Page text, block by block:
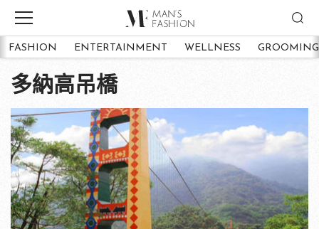
FASHION ENTERTAINMENT WELLNESS GROOMING
多納高吊橋